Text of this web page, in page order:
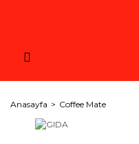
Anasayfa Coffee Mate